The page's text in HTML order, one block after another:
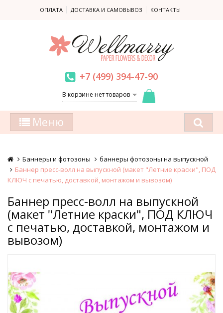
ОПЛАТА ДОСТАВКА И САМОВЫВОЗ КОНТАКТЫ
+7 (499) 394-47-90
В корзине нет товаров
Меню
Баннеры и фотозоны
баннеры фотозоны на выпускной
Баннер пресс-волл на выпускной (макет "Летние краски", ПОД
КЛЮЧ с печатью, доставкой, монтажом и вывозом)
Баннер пресс-волл на выпускной
(макет "Летние краски", ПОД КЛЮЧ
с печатью, доставкой, монтажом и
вывозом)